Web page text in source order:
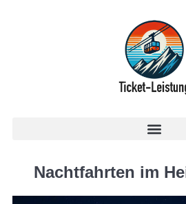
Nachtfahrten im